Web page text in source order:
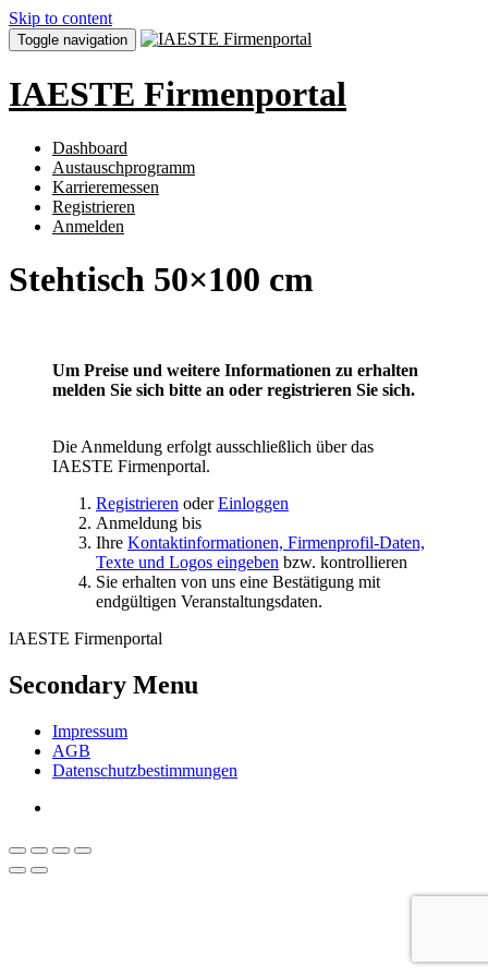
Skip to content
Toggle navigation
IAESTE Firmenportal
Dashboard
Austauschprogramm
Karrieremessen
Registrieren
Anmelden
Stehtisch 50×100 cm
Um Preise und weitere Informationen zu erhalten
melden Sie sich bitte an oder registrieren Sie sich.
Die Anmeldung erfolgt ausschließlich über das
IAESTE Firmenportal.
Registrieren oderEinloggen
Anmeldung bis
Ihre Kontaktinformationen, Firmenprofil-Daten,
Texte und Logos eingeben bzw. kontrollieren
Sie erhalten von uns eine Bestätigung mit
endgültigen Veranstaltungsdaten.
IAESTE Firmenportal
Secondary Menu
Impressum
AGB
Datenschutzbestimmungen